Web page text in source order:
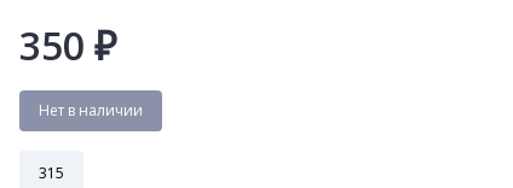
350 ₽
Нет в наличии
315